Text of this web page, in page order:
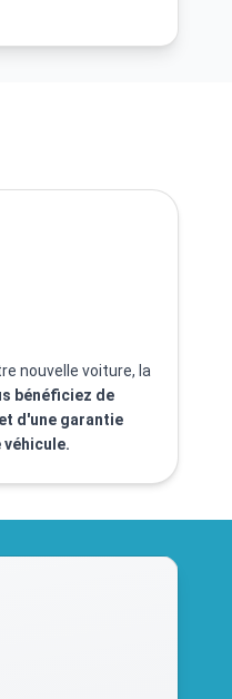
nouvelle voiture, la
bénéficiez de
d'une garantie